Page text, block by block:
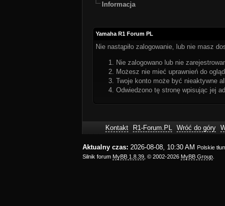
Informacja
Yamaha R1 Forum PL
Nie nastąpiło zalogowanie, lub nie masz
Nie zalogowano lub nie
Możesz nie mieć uprawnień do
Twoje konto może być nieaktywne
Odwiedzono tę stronę wpisując jej
Kontakt R1-Forum.PL Wróć do góry
Aktualny czas: 2026-08-08, 10:30 AM Polskie
Silnik forum MyBB 1.8.39 , © 2002-2026 MyBB Group